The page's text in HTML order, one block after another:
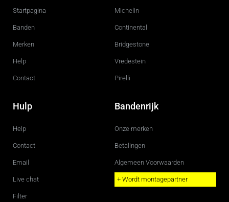
o
g
r
Startpagina
Banden
Merken
Help
Contact
Michelin
Continental
Bridgestone
Vredestein
Pirelli
Hulp
Help
Contact
Email
Live chat
Filter
Bandenrijk
Onze merken
Betalingen
Algemeen Voorwaarden
+ Wordt montagepartner